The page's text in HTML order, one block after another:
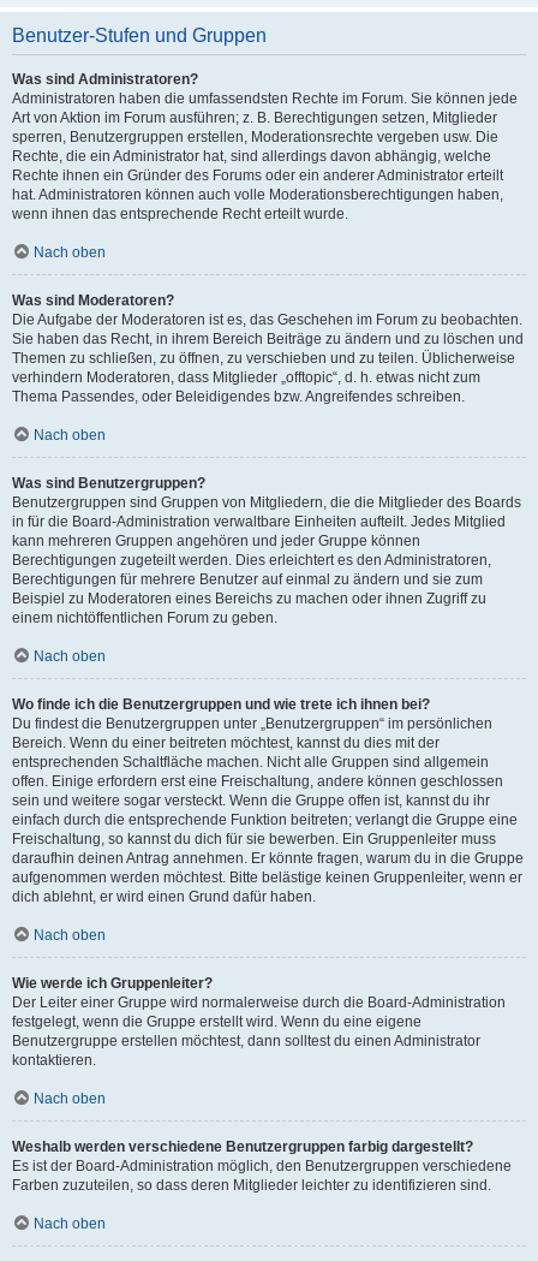
Benutzer-Stufen und Gruppen
Was sind Administratoren?
Administratoren haben die umfassendsten Rechte im Forum. Sie können jede
Art von Aktion im Forum ausführen; z. B. Berechtigungen setzen, Mitglieder
sperren, Benutzergruppen erstellen, Moderationsrechte vergeben usw. Die
Rechte, die ein Administrator hat, sind allerdings davon abhängig, welche
Rechte ihnen ein Gründer des Forums oder ein anderer Administrator erteilt
hat. Administratoren können auch volle Moderationsberechtigungen haben,
wenn ihnen das entsprechende Recht erteilt wurde.
Nach oben
Was sind Moderatoren?
Die Aufgabe der Moderatoren ist es, das Geschehen im Forum zu beobachten.
Sie haben das Recht, in ihrem Bereich Beiträge zu ändern und zu löschen und
Themen zu schließen, zu öffnen, zu verschieben und zu teilen. Üblicherweise
verhindern Moderatoren, dass Mitglieder „offtopic“, d. h. etwas nicht zum
Thema Passendes, oder Beleidigendes bzw. Angreifendes schreiben.
Nach oben
Was sind Benutzergruppen?
Benutzergruppen sind Gruppen von Mitgliedern, die die Mitglieder des Boards
in für die Board-Administration verwaltbare Einheiten aufteilt. Jedes Mitglied
kann mehreren Gruppen angehören und jeder Gruppe können
Berechtigungen zugeteilt werden. Dies erleichtert es den Administratoren,
Berechtigungen für mehrere Benutzer auf einmal zu ändern und sie zum
Beispiel zu Moderatoren eines Bereichs zu machen oder ihnen Zugriff zu
einem nichtöffentlichen Forum zu geben.
Nach oben
Wo finde ich die Benutzergruppen und wie trete ich ihnen bei?
Du findest die Benutzergruppen unter „Benutzergruppen“ im persönlichen
Bereich. Wenn du einer beitreten möchtest, kannst du dies mit der
entsprechenden Schaltfläche machen. Nicht alle Gruppen sind allgemein
offen. Einige erfordern erst eine Freischaltung, andere können geschlossen
sein und weitere sogar versteckt. Wenn die Gruppe offen ist, kannst du ihr
einfach durch die entsprechende Funktion beitreten; verlangt die Gruppe eine
Freischaltung, so kannst du dich für sie bewerben. Ein Gruppenleiter muss
daraufhin deinen Antrag annehmen. Er könnte fragen, warum du in die Gruppe
aufgenommen werden möchtest. Bitte belästige keinen Gruppenleiter, wenn er
dich ablehnt, er wird einen Grund dafür haben.
Nach oben
Wie werde ich Gruppenleiter?
Der Leiter einer Gruppe wird normalerweise durch die Board-Administration
festgelegt, wenn die Gruppe erstellt wird. Wenn du eine eigene
Benutzergruppe erstellen möchtest, dann solltest du einen Administrator
kontaktieren.
Nach oben
Weshalb werden verschiedene Benutzergruppen farbig dargestellt?
Es ist der Board-Administration möglich, den Benutzergruppen verschiedene
Farben zuzuteilen, so dass deren Mitglieder leichter zu identifizieren sind.
Nach oben